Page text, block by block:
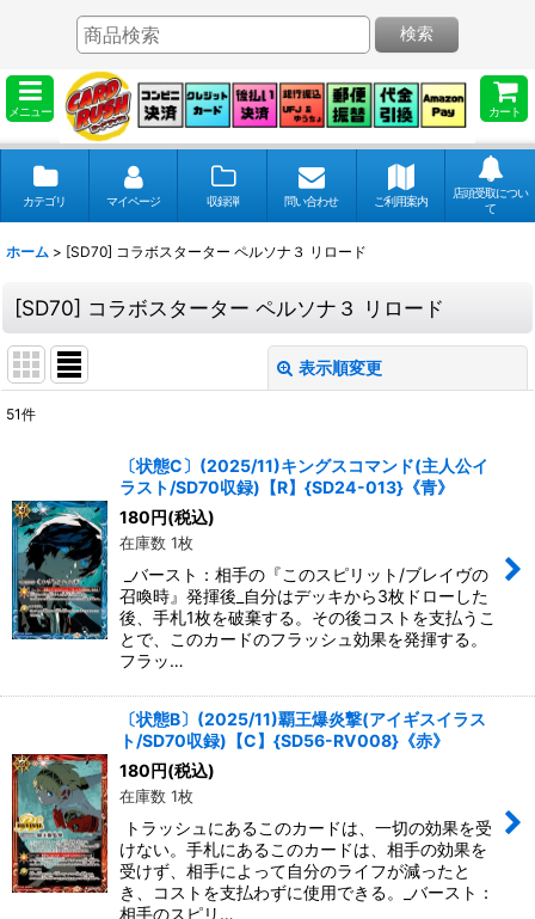
メニュー カート
検索
カテゴリ マイページ 収録弾 問い合わせ ご利用案内
店頭受取につい
て
ホーム > [SD70] コラボスターター ペルソナ３ リロード
[SD70] コラボスターター ペルソナ３ リロード
表示順変更
並び順:
絞り込む
51件
〔状態C〕(2025/11)キングスコマンド(主人公イ
ラスト/SD70収録)【R】{SD24-013}《青》
180 円(税込)
在庫数 1枚
_バースト：相手の『このスピリット/ブレイヴの
召喚時』発揮後_自分はデッキから3枚ドローした
後、手札1枚を破棄する。その後コストを支払うこ
とで、このカードのフラッシュ効果を発揮する。
フラッ…
〔状態B〕(2025/11)覇王爆炎撃(アイギスイラス
ト/SD70収録)【C】{SD56-RV008}《赤》
180 円(税込)
在庫数 1枚
トラッシュにあるこのカードは、一切の効果を受
けない。手札にあるこのカードは、相手の効果を
受けず、相手によって自分のライフが減ったと
き、コストを支払わずに使用できる。_バースト：
相手のスピリ…